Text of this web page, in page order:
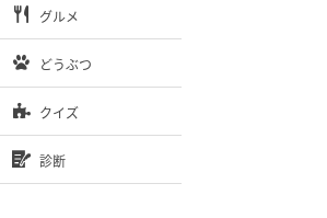
グルメ
どうぶつ
クイズ
診断